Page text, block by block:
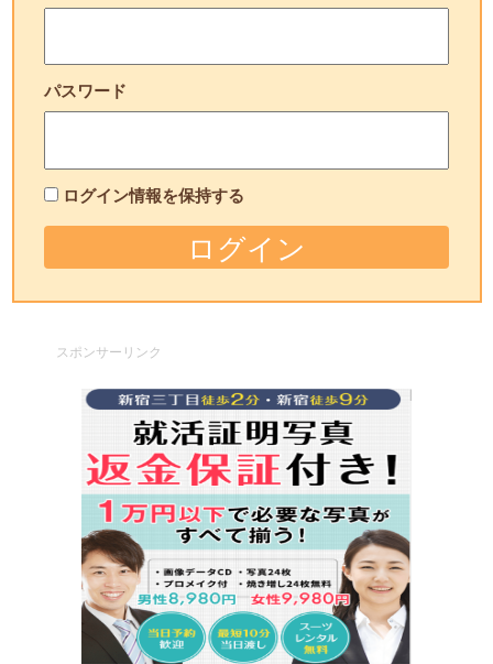
パスワード
ログイン情報を保持する
スポンサーリンク